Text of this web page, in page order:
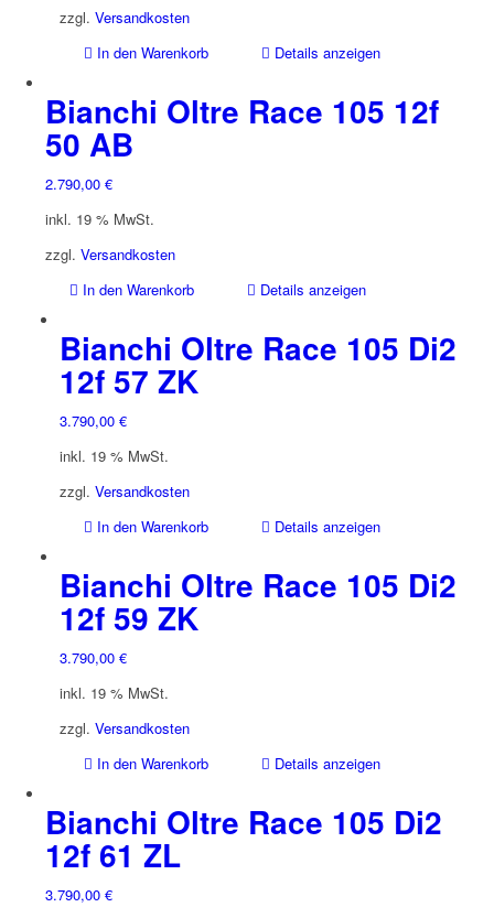
zzgl. Versandkosten
In den Warenkorb
Details anzeigen
Bianchi Oltre Race 105 12f
50 AB
2.790,00 €
inkl. 19 % MwSt.
zzgl. Versandkosten
In den Warenkorb
Details anzeigen
Bianchi Oltre Race 105 Di2
12f 57 ZK
3.790,00 €
inkl. 19 % MwSt.
zzgl. Versandkosten
In den Warenkorb
Details anzeigen
Bianchi Oltre Race 105 Di2
12f 59 ZK
3.790,00 €
inkl. 19 % MwSt.
zzgl. Versandkosten
In den Warenkorb
Details anzeigen
Bianchi Oltre Race 105 Di2
12f 61 ZL
3.790,00 €